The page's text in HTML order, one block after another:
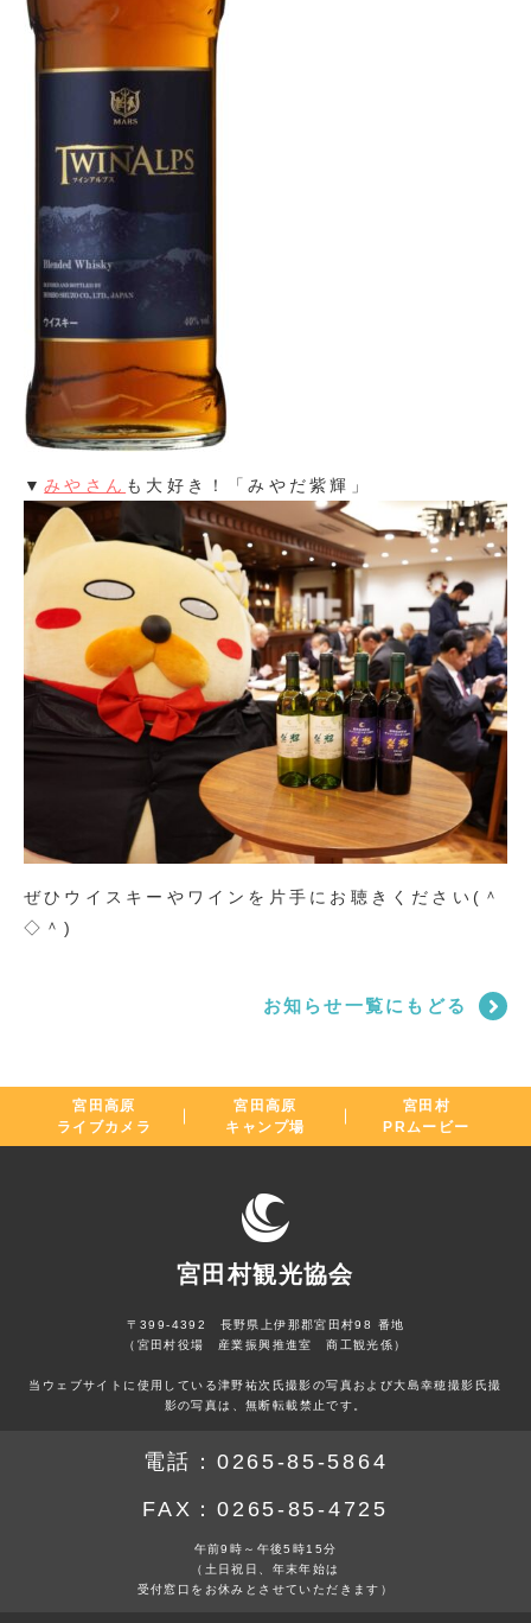
▼みやさん も大好き！「みやだ紫輝」
ぜひウイスキーやワインを片手にお聴きください(＾
◇＾)
お知らせ一覧にもどる
宮田高原
ライブカメラ
宮田高原
キャンプ場
宮田村
PRムービー
宮田村観光協会
〒399-4392 長野県上伊那郡宮田村98 番地
（宮田村役場 産業振興推進室 商工観光係）
当ウェブサイトに使用している津野祐次氏撮影の写真および大島幸穂撮影氏撮
影の写真は、無断転載禁止です。
電話： 0265-85-5864
FAX：0265-85-4725
午前9時～午後5時15分
（土日祝日、年末年始は
受付窓口をお休みとさせていただきます）